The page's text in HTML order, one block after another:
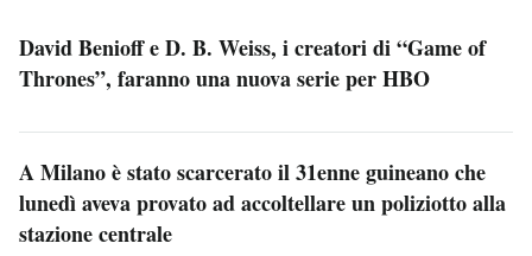
David Benioff e D. B. Weiss, i creatori di “Game of
Thrones”, faranno una nuova serie per HBO
A Milano è stato scarcerato il 31enne guineano che
lunedì aveva provato ad accoltellare un poliziotto alla
stazione centrale